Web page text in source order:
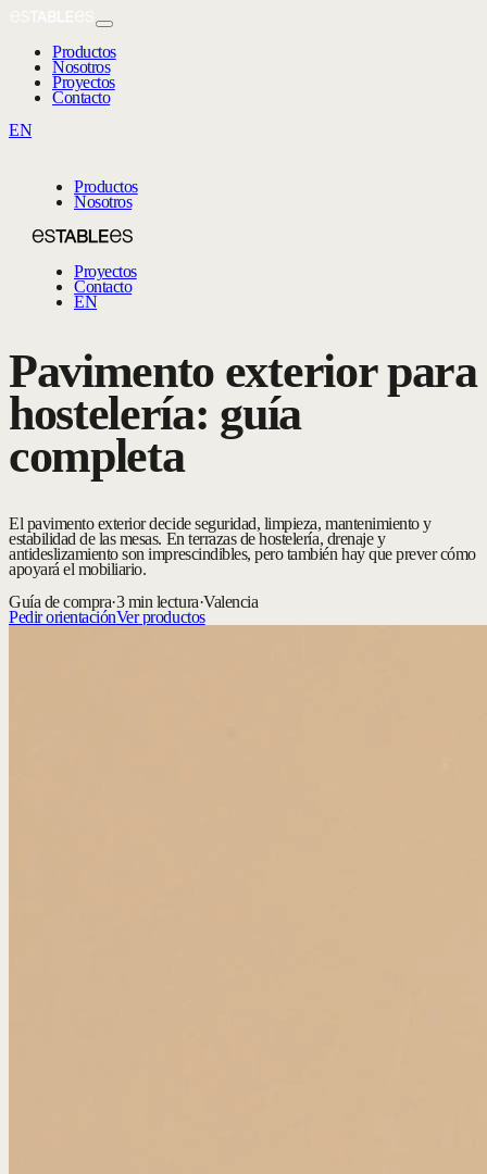
Productos
Nosotros
Proyectos
Contacto
EN
Productos
Nosotros
Proyectos
Contacto
EN
Pavimento exterior para
hostelería: guía
completa
El pavimento exterior decide seguridad, limpieza, mantenimiento y
estabilidad de las mesas. En terrazas de hostelería, drenaje y
antideslizamiento son imprescindibles, pero también hay que prever cómo
apoyará el mobiliario.
Guía de compra·3 min lectura·Valencia
Pedir orientaciónVer productos